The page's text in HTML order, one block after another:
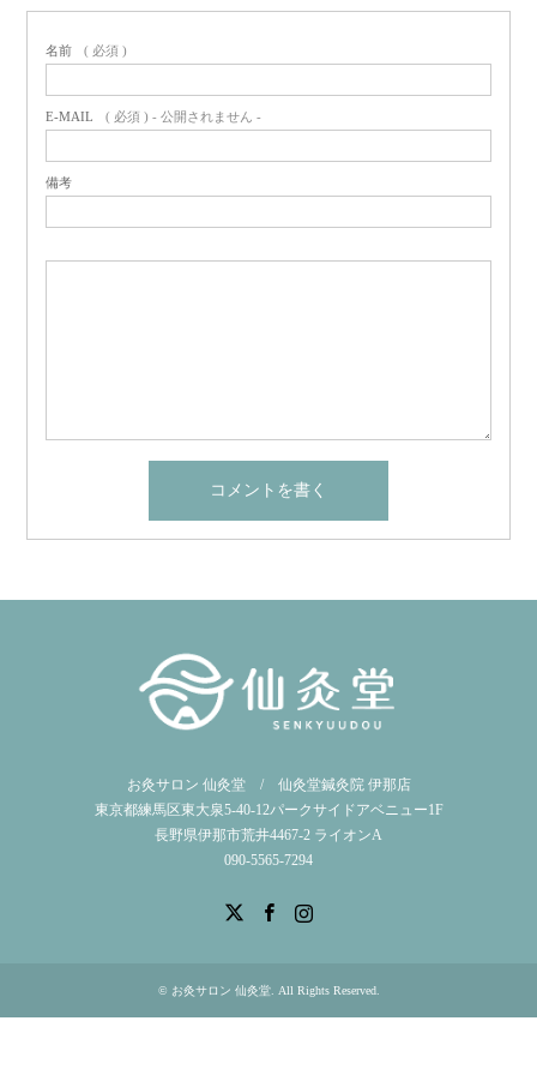
名前 ( 必須 )
E-MAIL ( 必須 ) - 公開されません -
備考
お灸サロン 仙灸堂 / 仙灸堂鍼灸院 伊那店
東京都練馬区東大泉5-40-12パークサイドアベニュー1F
長野県伊那市荒井4467-2 ライオンA
090-5565-7294
© お灸サロン 仙灸堂. All Rights Reserved.